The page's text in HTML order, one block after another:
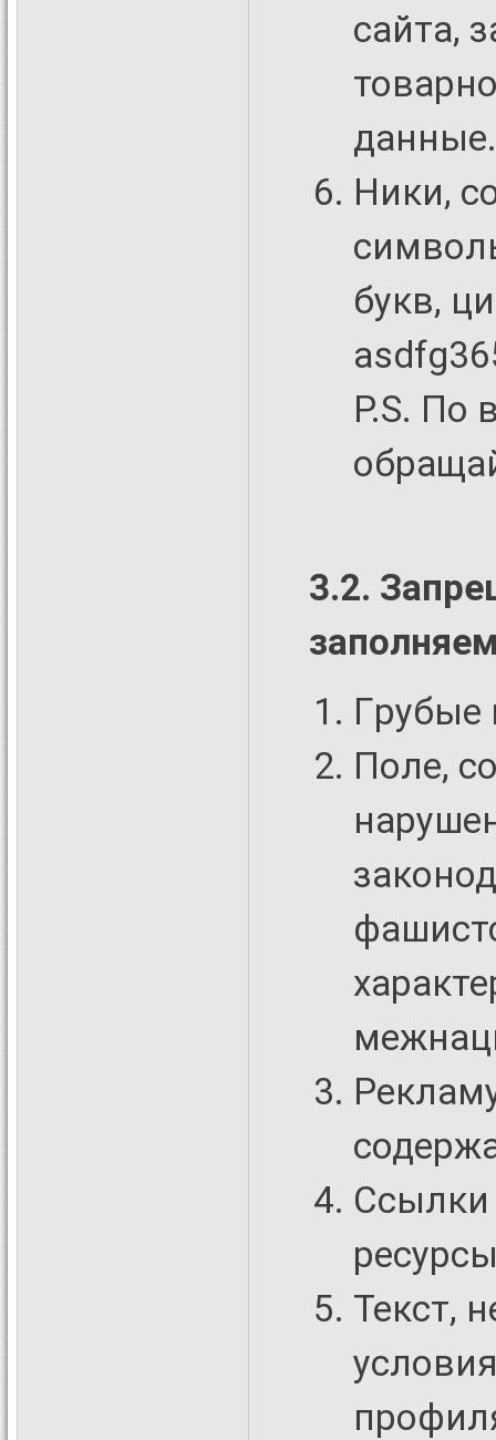
сайта,
данные.
Ники,
букв,
P.S. По
3.2.
Гpубые
Поле,
Ссылки
Текст,